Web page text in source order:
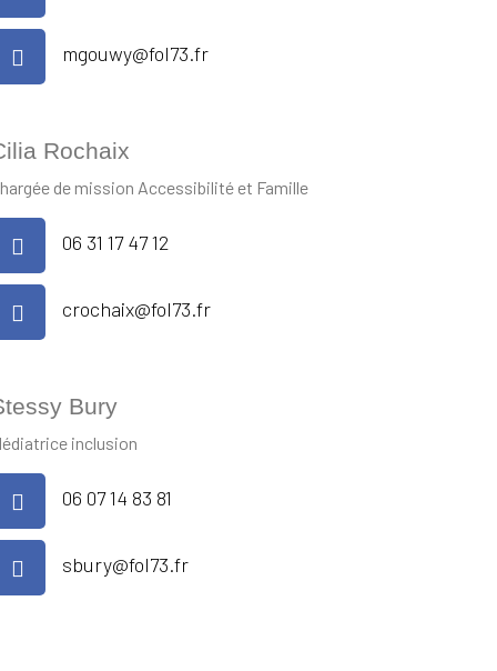
mgouwy@fol73.fr
Rochaix
de mission Accessibilité et Famille
06 31 17 47 12
crochaix@fol73.fr
Bury
inclusion
06 07 14 83 81
sbury@fol73.fr